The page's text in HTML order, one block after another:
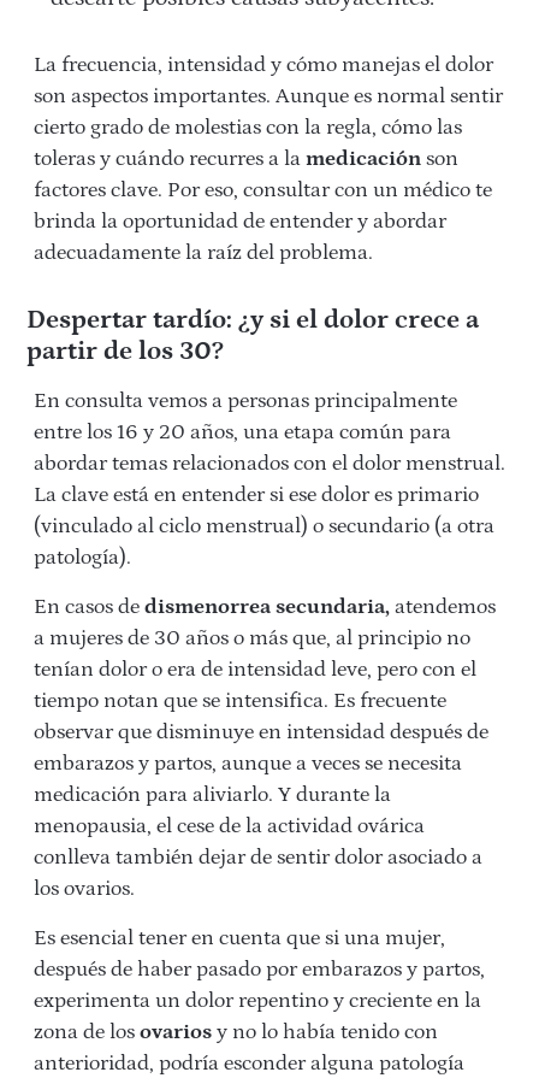
La frecuencia, intensidad y cómo manejas el dolor
son aspectos importantes. Aunque es normal sentir
cierto grado de molestias con la regla, cómo las
toleras y cuándo recurres a la medicación son
factores clave. Por eso, consultar con un médico te
brinda la oportunidad de entender y abordar
adecuadamente la raíz del problema.
Despertar tardío: ¿y si el dolor crece a
partir de los 30?
En consulta vemos a personas principalmente
entre los 16 y 20 años, una etapa común para
abordar temas relacionados con el dolor menstrual.
La clave está en entender si ese dolor es primario
(vinculado al ciclo menstrual) o secundario (a otra
patología).
En casos de dismenorrea secundaria, atendemos
a mujeres de 30 años o más que, al principio no
tenían dolor o era de intensidad leve, pero con el
tiempo notan que se intensifica. Es frecuente
observar que disminuye en intensidad después de
embarazos y partos, aunque a veces se necesita
medicación para aliviarlo. Y durante la
menopausia, el cese de la actividad ovárica
conlleva también dejar de sentir dolor asociado a
los ovarios.
Es esencial tener en cuenta que si una mujer,
después de haber pasado por embarazos y partos,
experimenta un dolor repentino y creciente en la
zona de los ovarios y no lo había tenido con
anterioridad, podría esconder alguna patología